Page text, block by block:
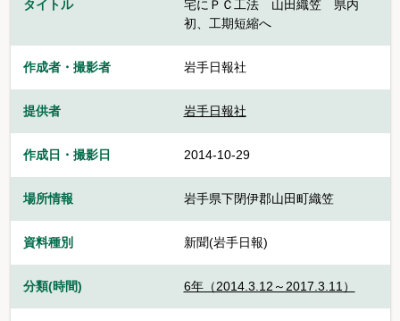
タイトル
宅にＰＣ工法 山田織笠 県内
初、工期短縮へ
作成者・撮影者 岩手日報社
提供者 岩手日報社
作成日・撮影日 2014-10-29
場所情報 岩手県下閉伊郡山田町織笠
資料種別 新聞(岩手日報)
分類(時間) 6年（2014.3.12～2017.3.11）